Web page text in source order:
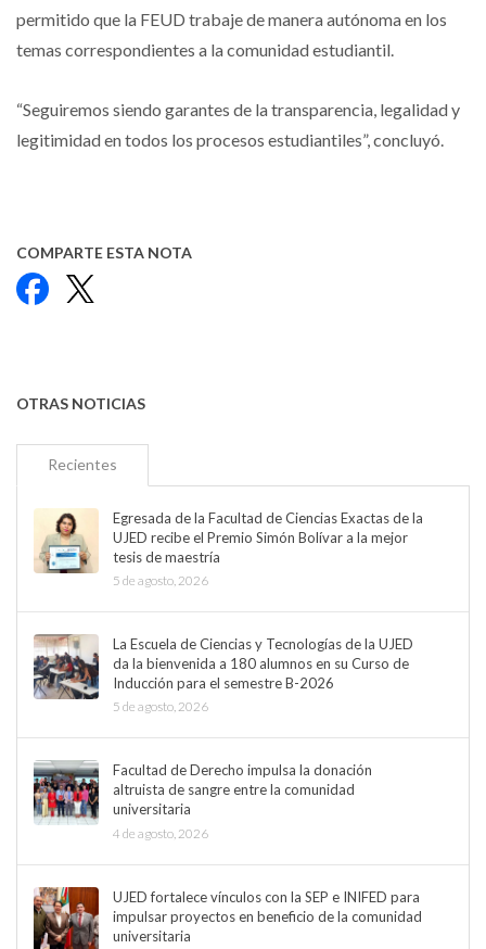
permitido que la FEUD trabaje de manera autónoma en los
temas correspondientes a la comunidad estudiantil.
“Seguiremos siendo garantes de la transparencia, legalidad y
legitimidad en todos los procesos estudiantiles”, concluyó.
COMPARTE ESTA NOTA
Facebook
OTRAS NOTICIAS
Recientes
Egresada de la Facultad de Ciencias Exactas de la
UJED recibe el Premio Simón Bolívar a la mejor
tesis de maestría
5 de agosto, 2026
La Escuela de Ciencias y Tecnologías de la UJED
da la bienvenida a 180 alumnos en su Curso de
Inducción para el semestre B-2026
5 de agosto, 2026
Facultad de Derecho impulsa la donación
altruista de sangre entre la comunidad
universitaria
4 de agosto, 2026
UJED fortalece vínculos con la SEP e INIFED para
impulsar proyectos en beneficio de la comunidad
universitaria